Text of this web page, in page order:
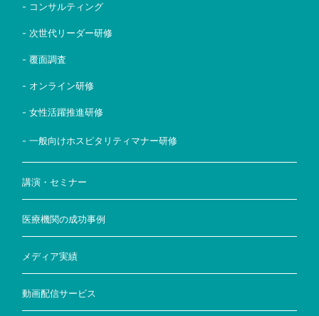
- コンサルティング
- 次世代リーダー研修
- 覆面調査
- オンライン研修
- 女性活躍推進研修
- 一般向けホスピタリティマナー研修
講演・セミナー
医療機関の成功事例
メディア実績
動画配信サービス